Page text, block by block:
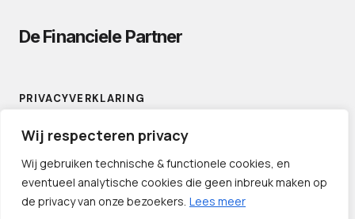
Wij respecteren privacy
Wij gebruiken technische & functionele cookies, en
eventueel analytische cookies die geen inbreuk maken op
de privacy van onze bezoekers. Lees meer
De Financiele Partner
PRIVACYVERKLARING
LINKS